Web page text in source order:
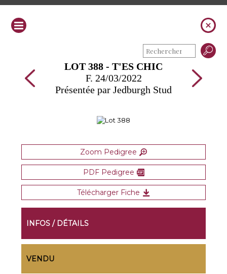
LOT 388 - T'ES CHIC
F. 24/03/2022
Présentée par Jedburgh Stud
Zoom Pedigree
PDF Pedigree
Télécharger Fiche
INFOS / DÉTAILS
VENDU